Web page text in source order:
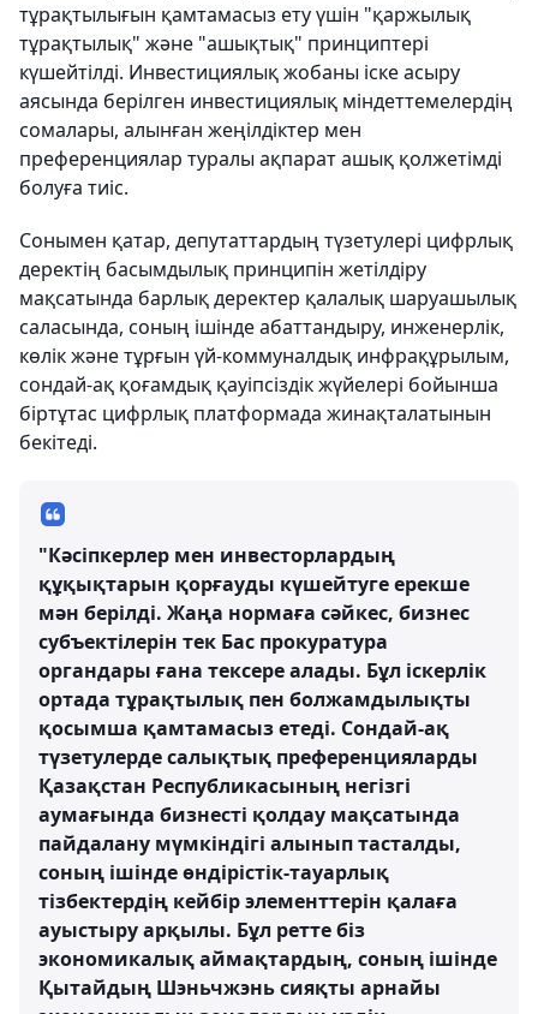
тұрақтылығын қамтамасыз ету үшін "қаржылық
тұрақтылық" және "ашықтық" принциптері
күшейтілді. Инвестициялық жобаны іске асыру
аясында берілген инвестициялық міндеттемелердің
сомалары, алынған жеңілдіктер мен
преференциялар туралы ақпарат ашық қолжетімді
болуға тиіс.
Сонымен қатар, депутаттардың түзетулері цифрлық
деректің басымдылық принципін жетілдіру
мақсатында барлық деректер қалалық шаруашылық
саласында, соның ішінде абаттандыру, инженерлік,
көлік және тұрғын үй-коммуналдық инфрақұрылым,
сондай-ақ қоғамдық қауіпсіздік жүйелері бойынша
біртұтас цифрлық платформада жинақталатынын
бекітеді.
"Кәсіпкерлер мен инвесторлардың
құқықтарын қорғауды күшейтуге ерекше
мән берілді. Жаңа нормаға сәйкес, бизнес
субъектілерін тек Бас прокуратура
органдары ғана тексере алады. Бұл іскерлік
ортада тұрақтылық пен болжамдылықты
қосымша қамтамасыз етеді. Сондай-ақ
түзетулерде салықтық преференцияларды
Қазақстан Республикасының негізгі
аумағында бизнесті қолдау мақсатында
пайдалану мүмкіндігі алынып тасталды,
соның ішінде өндірістік-тауарлық
тізбектердің кейбір элементтерін қалаға
ауыстыру арқылы. Бұл ретте біз
экономикалық аймақтардың, соның ішінде
Қытайдың Шэньчжэнь сияқты арнайы